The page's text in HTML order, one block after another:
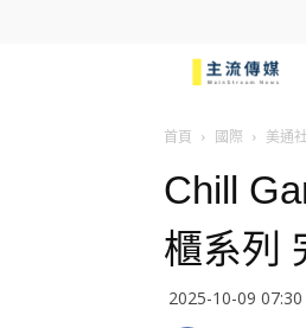
首頁 國際 美通
Chill
櫃系列
2025-10-09 07:30